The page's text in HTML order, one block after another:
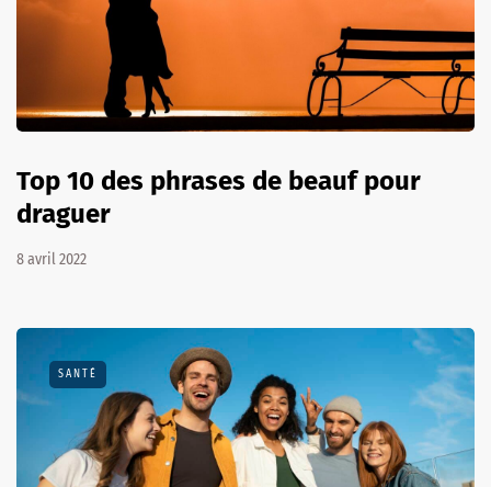
Top 10 des phrases de beauf pour
draguer
8 avril 2022
SANTÉ